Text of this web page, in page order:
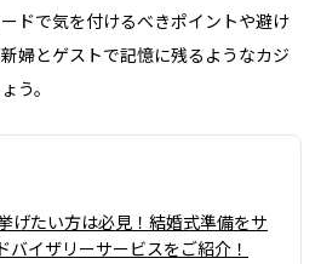
ドで気を付けるべきポイントや避け
婦とゲストで記憶に残るようなカジ
う。
げたい方は必見！結婚式準備をサ
バイザリーサービスをご紹介！